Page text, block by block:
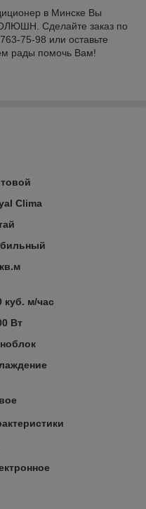
в Минске Вы
Сделайте заказ по
75-98 или оставьте
рады помочь Вам!
Clima
куб. м/час
Вт